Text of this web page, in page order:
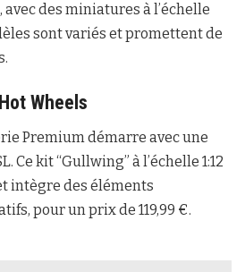
des miniatures à l’échelle
sont variés et promettent de
Wheels
Premium démarre avec une
Ce kit “Gullwing” à l’échelle 1:12
intègre des éléments
pour un prix de 119,99 €.